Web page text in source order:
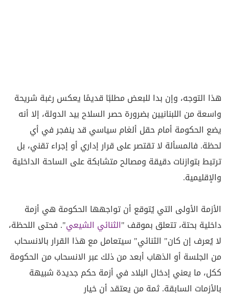
هذا التوجه، وإن بدا للبعض مطلبًا قديمًا يعكس رغبة شريحة
واسعة من اللبنانيين بضرورة حصر السلاح بيد الدولة، إلا أنه
يضع الحكومة أمام حقل ألغام سياسي قد ينفجر في أي
لحظة. فالمسألة لا تقتصر على قرار إداري أو إجراء تقني، بل
ترتبط بتوازنات دقيقة ومصالح متشابكة على الساحة الداخلية
والإقليمية.
الأزمة الأولى التي يُتوقع أن تواجهها الحكومة هي أزمة
داخلية بحتة، تتعلق بموقف "الثنائي الشيعي". فحتى اللحظة،
لا يُعرف إن كان" الثنائي" سيتعامل مع هذا القرار بالانسحاب
من الجلسة أو الذهاب أبعد من ذلك عبر الانسحاب من الحكومة
ككل، ما يعني إدخال البلاد في أزمة حكم جديدة شبيهة
بالأزمات السابقة. ثمة من يعتقد أن خيار